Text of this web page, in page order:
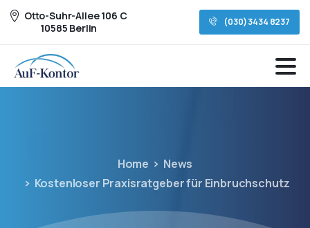
Otto-Suhr-Allee 106 C
10585 Berlin
(030) 3434 8237
Home
News
Kostenloser Praxisratgeber für Einbruchschutz